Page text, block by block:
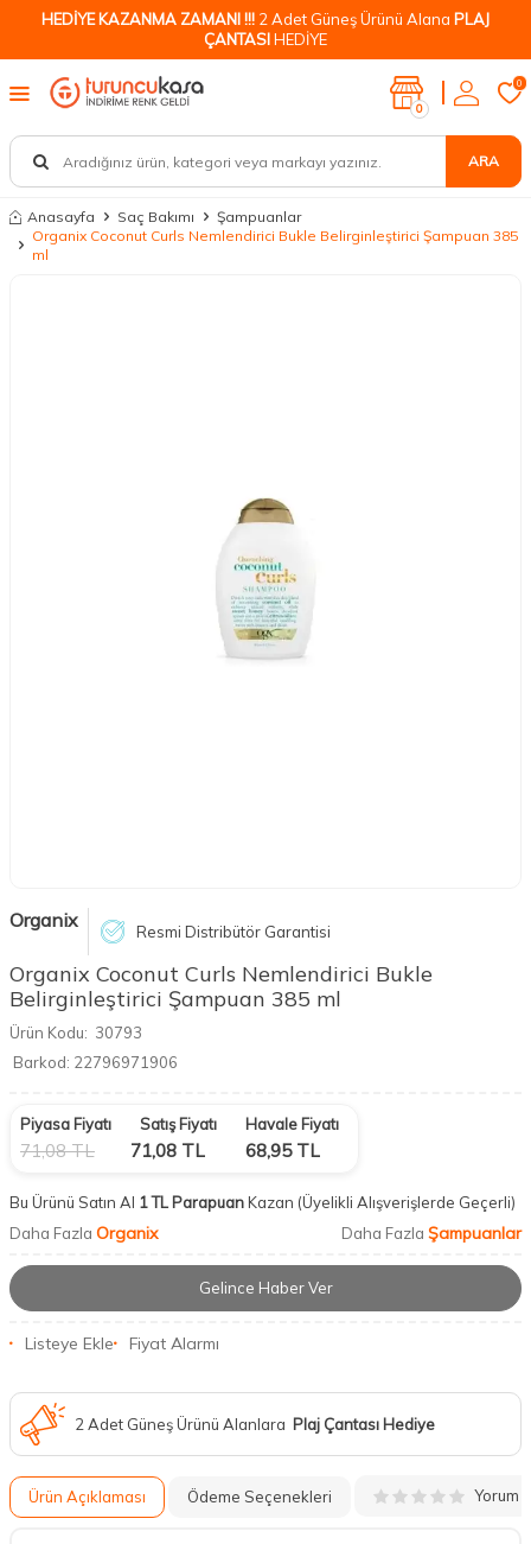
HEDİYE KAZANMA ZAMANI !!! 2 Adet Güneş Ürünü Alana PLAJ
ÇANTASIHEDİYE
ARA
0
0
Anasayfa Saç Bakımı
Şampuanlar
Organix Coconut Curls Nemlendirici Bukle Belirginleştirici Şampuan 385
ml
Organix Resmi Distribütör Garantisi
Organix Coconut Curls Nemlendirici Bukle
Belirginleştirici Şampuan 385 ml
Ürün Kodu: 30793
Barkod: 22796971906
Piyasa Fiyatı
71,08TL
Satış Fiyatı
71,08 TL
Havale Fiyatı
68,95TL
Bu Ürünü Satın Al 1 TL ParapuanKazan (Üyelikli Alışverişlerde Geçerli)
Daha Fazla Organix Daha Fazla Şampuanlar
Gelince Haber Ver
Listeye Ekle Fiyat Alarmı
2 Adet Güneş Ürünü Alanlara Plaj Çantası Hediye
Ürün Açıklaması Ödeme Seçenekleri Yorum